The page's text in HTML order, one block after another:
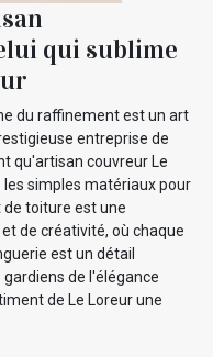
qui sublime
du raffinement est un art
entreprise de
qu'artisan couvreur Le
simples matériaux pour
toiture est une
de créativité, où chaque
est un détail
de l'élégance
de Le Loreur une